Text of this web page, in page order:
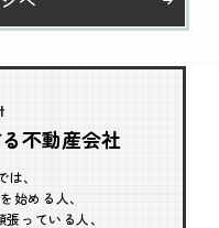
不動産会社
、
始める人、
っている人、